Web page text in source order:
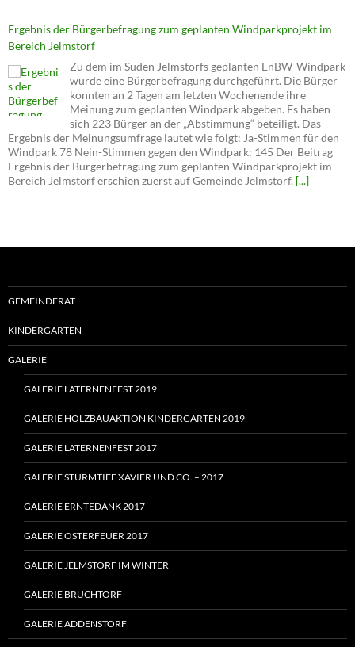
Ergebnis der Bürgerbefragung zum geplanten Windparkprojekt im
Bereich Jelmstorf
Zu dem im Süden Jelmstorfs geplanten EnBW-Windpark
wurde eine Bürgerbefragung durchgeführt. Die Bürger
konnten an 2 Tagen am letzten Wochenende ihre
Meinung zum geplanten Windpark abgeben. Es haben
sich 223 Bürger an der „Abstimmung“ beteiligt. Das
Ergebnis der Meinungsumfrage lautet wie folgt: Ja-Stimmen für den
Windpark 78 Nein-Stimmen gegen den Windpark: 145 Der Beitrag
Ergebnis der Bürgerbefragung zum geplanten Windparkprojekt im
Bereich Jelmstorf erschien zuerst auf Gemeinde Jelmstorf. [...]
GEMEINDERAT
KINDERGARTEN
GALERIE
GALERIE LATERNENFEST 2019
GALERIE HOLZBAUAKTION KINDERGARTEN 2019
GALERIE LATERNENFEST 2017
GALERIE STURMTIEF XAVIER UND CO. – 2017
GALERIE ERNTEDANK 2017
GALERIE OSTERFEUER 2017
GALERIE JELMSTORF IM WINTER
GALERIE BRUCHTORF
GALERIE ADDENSTORF